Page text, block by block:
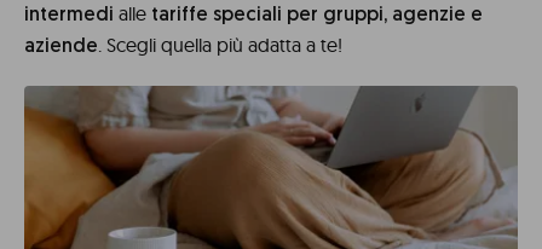
intermedi alle tariffe speciali per gruppi, agenzie e
aziende. Scegli quella più adatta a te!